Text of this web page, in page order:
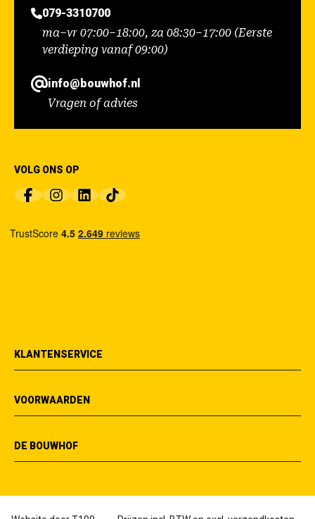
079-3310700
ma–vr 07:00–18:00, za 08:30–17:00 (Eerste
verdieping vanaf 09:00)
info@bouwhof.nl
Vragen of advies
VOLG ONS OP
KLANTENSERVICE
VOORWAARDEN
DE BOUWHOF